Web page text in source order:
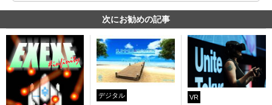
次にお勧めの記事
デジタル VR